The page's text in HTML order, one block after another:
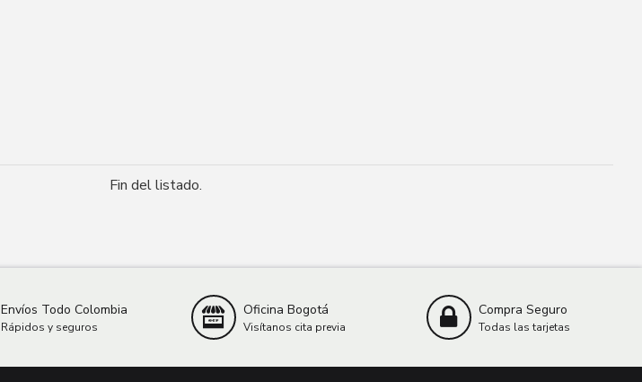
Fin del listado.
Envíos Todo Colombia
Rápidos y seguros
Oficina Bogotá
Visítanos cita previa
Compra Seguro
Todas las tarjetas